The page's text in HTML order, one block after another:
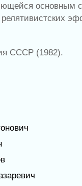
основным
СССР (1982).